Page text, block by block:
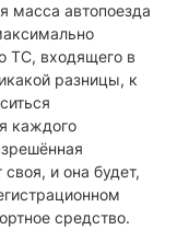
масса автопоезда
ТС, входящего в
разницы, к
каждого
и она будет,
средство.